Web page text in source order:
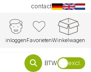
contact
inloggenFavorietenWinkelwagen
BTW excl.